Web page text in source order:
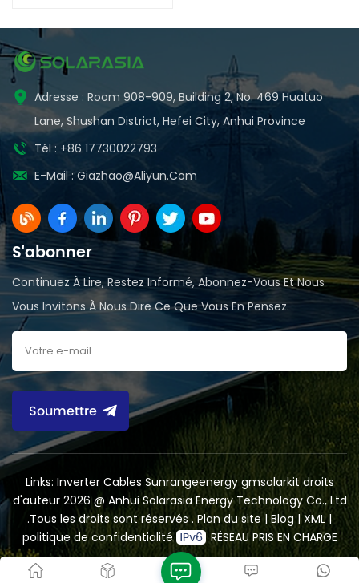
Adresse : Room 908-909, Building 2, No. 469 Huatuo
Lane, Shushan District, Hefei City, Anhui Province
Tél : +86 17730022793
E-Mail : Giazhao@aliyun.com
S'abonner
Continuez À Lire, Restez Informé, Abonnez-Vous Et Nous
Vous Invitons À Nous Dire Ce Que Vous En Pensez.
Soumettre
Links: Inverter Cables Sunrangeenergy gmsolarkit droits
d'auteur 2026 @ Anhui Solarasia Energy Technology Co., Ltd
.Tous les droits sont réservés . Plan du site|Blog| XML|
politique de confidentialité
RÉSEAU PRIS EN CHARGE